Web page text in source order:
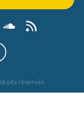
réservés